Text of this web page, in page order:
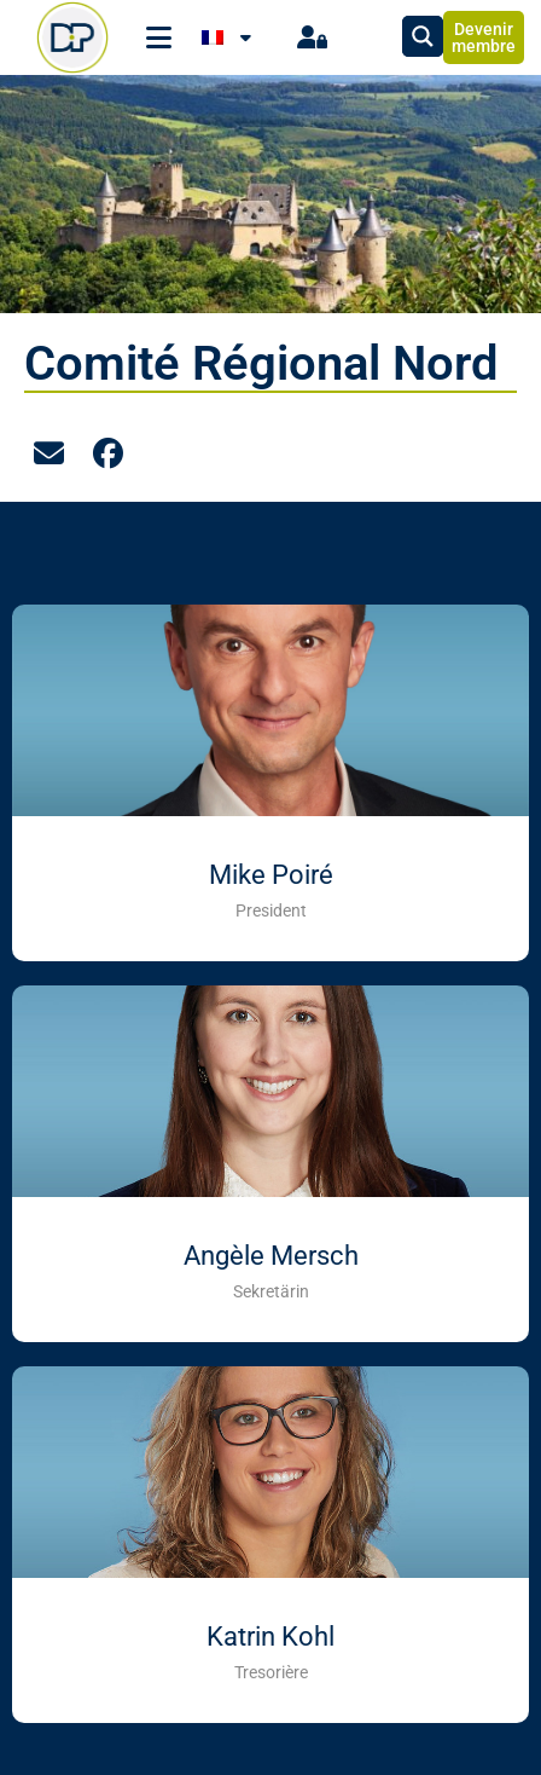
Devenir
membre
Comité Régional Nord
Mike Poiré
President
Angèle Mersch
Sekretärin
Katrin Kohl
Tresorière